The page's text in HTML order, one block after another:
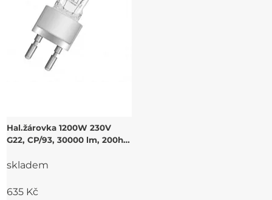
Hal.žárovka 1200W 230V
G22, CP/93, 30000 lm, 200h,
skladem
635 Kč